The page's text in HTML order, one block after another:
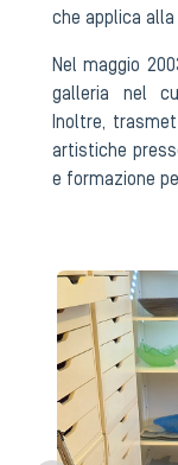
che applica
Nel maggio
galleria nel
Inoltre,
artistiche
e formazione